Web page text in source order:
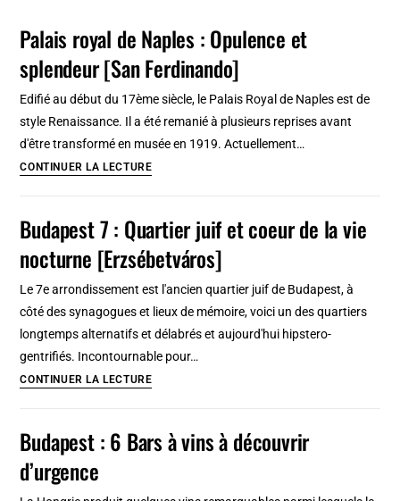
Palais royal de Naples : Opulence et
splendeur [San Ferdinando]
Edifié au début du 17ème siècle, le Palais Royal de Naples est de
style Renaissance. Il a été remanié à plusieurs reprises avant
d'être transformé en musée en 1919. Actuellement…
CONTINUER LA LECTUREPalais
Naples
:
Ferdinando]
Budapest 7 : Quartier juif et coeur de la vie
nocturne [Erzsébetváros]
Le 7e arrondissement est l'ancien quartier juif de Budapest, à
côté des synagogues et lieux de mémoire, voici un des quartiers
longtemps alternatifs et délabrés et aujourd'hui hipstero-
gentrifiés. Incontournable pour…
CONTINUER LA LECTUREBudapest
Quartier
Budapest : 6 Bars à vins à découvrir
d’urgence